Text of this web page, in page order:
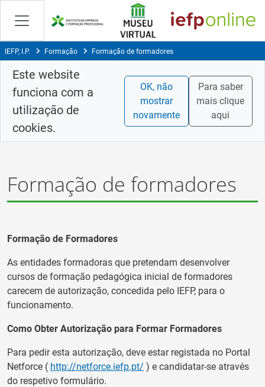
Saltar
para
conteúdo
principal
IEFP, I.P. Formação Formação de formadores
Este website
funciona com a
utilização de
cookies.
OK, não
mostrar
novamente
Para saber
mais clique
aqui
Formação de formadores
Formação de Formadores
As entidades formadoras que pretendam desenvolver
cursos de formação pedagógica inicial de formadores
carecem de autorização, concedida pelo IEFP, para o
funcionamento.
Como Obter Autorização para Formar Formadores
Para pedir esta autorização, deve estar registada no Portal
Netforce ( http://netforce.iefp.pt/ ) e candidatar-se através
do respetivo formulário.